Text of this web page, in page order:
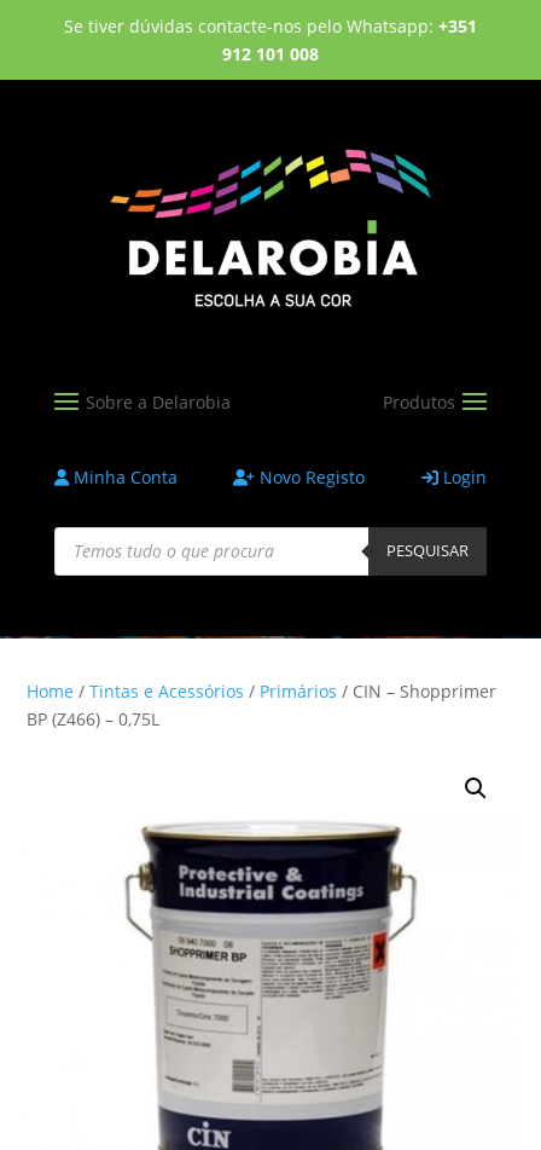
Se tiver dúvidas contacte-nos pelo Whatsapp: +351
912 101 008
Minha Conta Novo Registo Login
Products
search PESQUISAR
Home /Tintas e Acessórios / Primários / CIN – Shopprimer
BP (Z466) – 0,75L